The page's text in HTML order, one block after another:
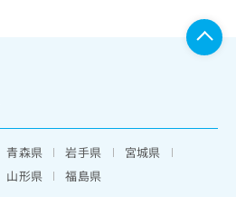
青森県 岩手県
宮城県
山形県
福島県